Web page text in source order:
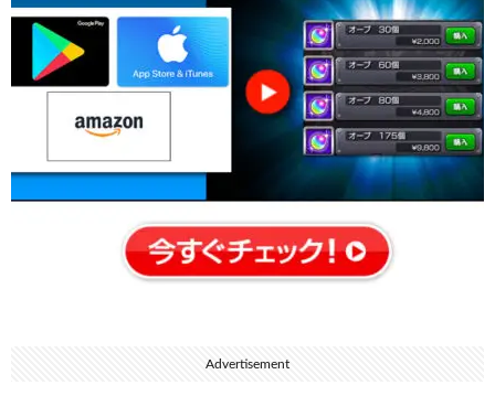
Advertisement